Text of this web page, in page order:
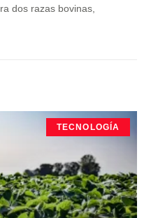
dos razas bovinas,
TECNOLOGÍA